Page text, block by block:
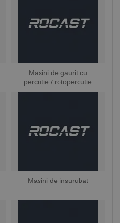
Masini de gaurit cu
percutie / rotopercutie
Masini de insurubat